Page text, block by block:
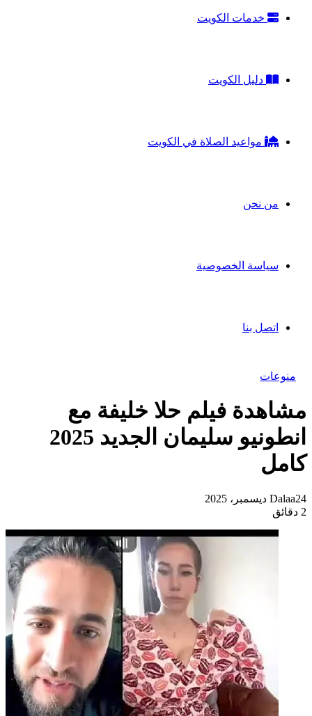
خدمات الكويت
دليل الكويت
مواعيد الصلاة في الكويت
من نحن
سياسة الخصوصية
اتصل بنا
منوعات
مشاهدة فيلم حلا خليفة مع
انطونيو سليمان الجديد 2025
كامل
Dalaa24 ديسمبر، 2025
2 دقائق